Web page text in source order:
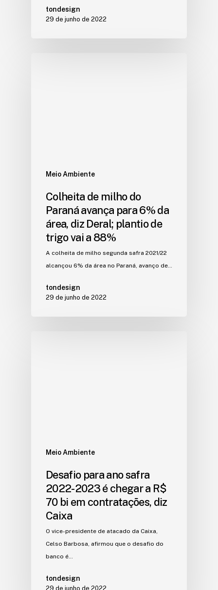
tondesign
29 de junho de 2022
Meio Ambiente
Colheita de milho do
Paraná avança para 6% da
área, diz Deral; plantio de
trigo vai a 88%
A colheita de milho segunda safra 2021/22
alcançou 6% da área no Paraná, avanço de…
tondesign
29 de junho de 2022
Meio Ambiente
Desafio para ano safra
2022-2023 é chegar a R$
70 bi em contratações, diz
Caixa
O vice-presidente de atacado da Caixa,
Celso Barbosa, afirmou que o desafio do
banco é…
tondesign
29 de junho de 2022